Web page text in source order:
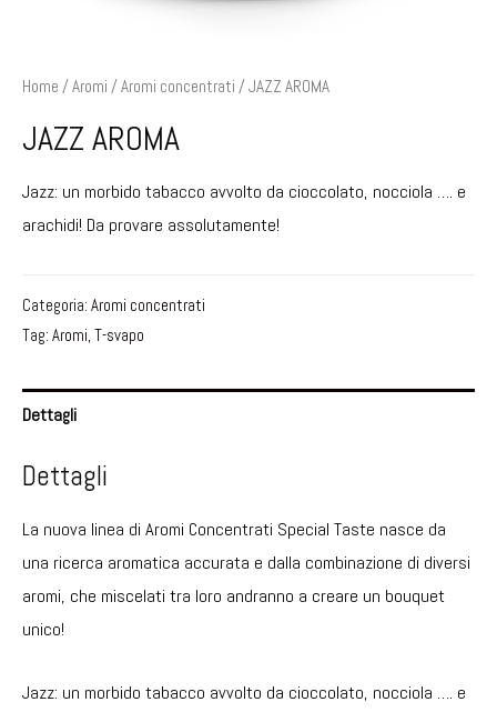
Home /Aromi /Aromi concentrati / JAZZ AROMA
JAZZ AROMA
Jazz: un morbido tabacco avvolto da cioccolato, nocciola …. e
arachidi! Da provare assolutamente!
Categoria: Aromi concentrati
Tag: Aromi, T-svapo
Dettagli
Dettagli
La nuova linea di Aromi Concentrati Special Taste nasce da
una ricerca aromatica accurata e dalla combinazione di diversi
aromi, che miscelati tra loro andranno a creare un bouquet
unico!
Jazz: un morbido tabacco avvolto da cioccolato, nocciola …. e